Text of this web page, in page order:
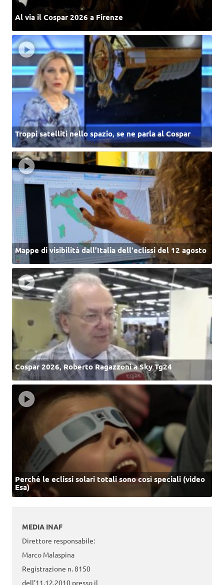
Al via il Cospar 2026 a Firenze
Troppi satelliti nello spazio, se ne parla al Cospar
Mappe di visibilità dall’Italia dell'eclissi del 12 agosto
Cospar 2026, Roberto Ragazzoni a Sky Tg24
Perché le eclissi solari totali sono così speciali (video
Esa)
MEDIA INAF
Direttore responsabile:
Marco Malaspina
Registrazione n. 8150
dell’11.12.2010 presso il